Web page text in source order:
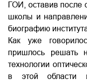
ГОИ, оставив после
школы и
биографию
Как уже
пришлось решать
технологии
в этой области